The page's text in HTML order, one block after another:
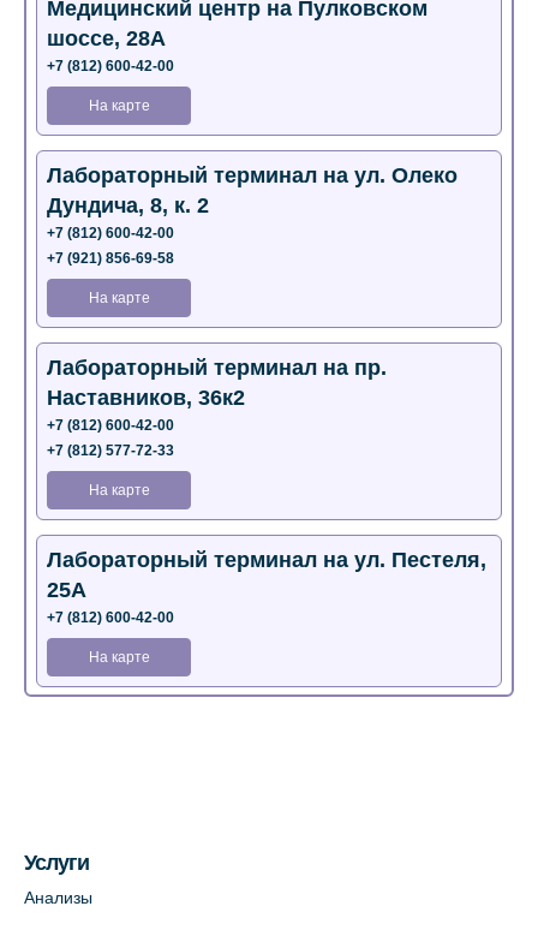
Медицинский центр на Пулковском
шоссе, 28А
+7 (812) 600-42-00
На карте
Лабораторный терминал на ул. Олеко
Дундича, 8, к. 2
+7 (812) 600-42-00
+7 (921) 856-69-58
На карте
Лабораторный терминал на пр.
Наставников, 36к2
+7 (812) 600-42-00
+7 (812) 577-72-33
На карте
Лабораторный терминал на ул. Пестеля,
25А
+7 (812) 600-42-00
На карте
Медицинский центр на ул. Моисеенко, 5
Услуги
Анализы